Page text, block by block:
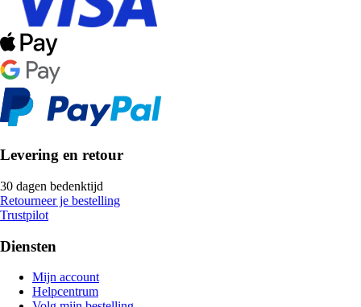
Levering en retour
30 dagen bedenktijd
Retourneer je bestelling
Trustpilot
Diensten
Mijn account
Helpcentrum